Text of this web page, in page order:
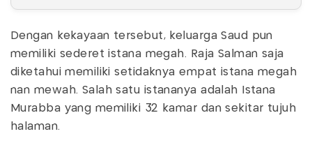
Dengan kekayaan tersebut, keluarga Saud pun
memiliki sederet istana megah. Raja Salman saja
diketahui memiliki setidaknya empat istana megah
nan mewah. Salah satu istananya adalah Istana
Murabba yang memiliki 32 kamar dan sekitar tujuh
halaman.